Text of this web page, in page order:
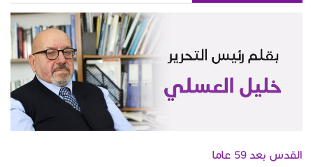
القدس بعد 59 عاما